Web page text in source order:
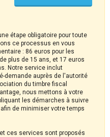
étape obligatoire pour toute
ce processus en vous
: 86 euros pour les
plus de 15 ans, et 17 euros
Notre service inclut
demande auprès de l'autorité
du timbre fiscal
nous mettons à votre
les démarches à suivre
de minimiser votre temps
ces services sont proposés